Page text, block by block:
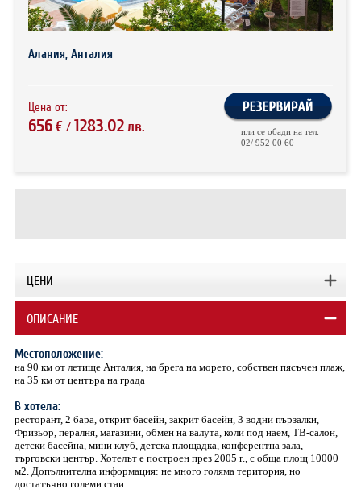
ОБЩИ УСЛОВИЯ ПАКЕТНИ
ПЪТУВАНИЯ
ПОЛИТИКА ЗА ПОВЕРИТЕЛНОСТ
Алания, Анталия
Цена от:
656€/ 1283.02лв.
или се обади на тел:
02/ 952 00 60
ЦЕНИ
ОПИСАНИЕ
Местоположение:
на 90 км от летище Анталия, на брега на морето, собствен пясъчен плаж,
на 35 км от центъра на града
В хотела:
ресторант, 2 бара, открит басейн, закрит басейн, 3 водни пързалки,
Фризьор, пералня, магазини, обмен на валута, коли под наем, ТВ-салон,
детски басейна, мини клуб, детска площадка, конферентна зала,
търговски център. Хотелът е построен през 2005 г., с обща площ 10000
м2. Допълнителна информация: не много голяма територия, но
достатъчно големи стаи.